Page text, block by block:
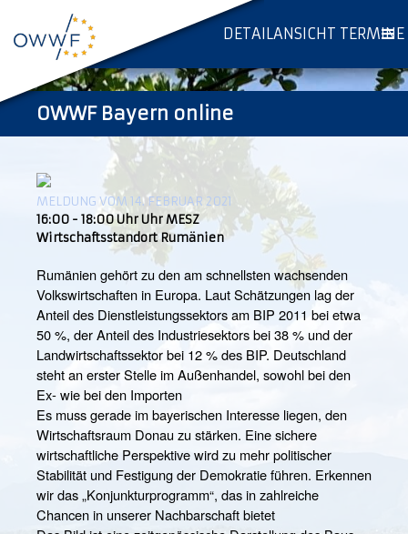
DETAILANSICHT TERMINE
OWWF Bayern online
MELDUNG VOM 14. FEBRUAR 2021
16:00 - 18:00 Uhr Uhr MESZ
Wirtschaftsstandort Rumänien
Rumänien gehört zu den am schnellsten wachsenden
Volkswirtschaften in Europa. Laut Schätzungen lag der
Anteil des Dienstleistungssektors am BIP 2011 bei etwa
50 %, der Anteil des Industriesektors bei 38 % und der
Landwirtschaftssektor bei 12 % des BIP. Deutschland
steht an erster Stelle im Außenhandel, sowohl bei den
Ex- wie bei den Importen
Es muss gerade im bayerischen Interesse liegen, den
Wirtschaftsraum Donau zu stärken. Eine sichere
wirtschaftliche Perspektive wird zu mehr politischer
Stabilität und Festigung der Demokratie führen. Erkennen
wir das „Konjunkturprogramm“, das in zahlreiche
Chancen in unserer Nachbarschaft bietet